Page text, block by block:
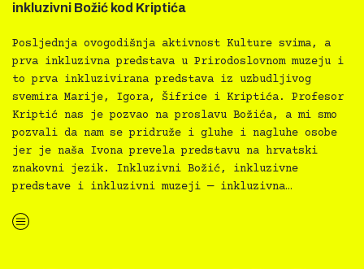
inkluzivni Božić kod Kriptića
Posljednja ovogodišnja aktivnost Kulture svima, a
prva inkluzivna predstava u Prirodoslovnom muzeju i
to prva inkluzivirana predstava iz uzbudljivog
svemira Marije, Igora, Šifrice i Kriptića. Profesor
Kriptić nas je pozvao na proslavu Božića, a mi smo
pozvali da nam se pridruže i gluhe i nagluhe osobe
jer je naša Ivona prevela predstavu na hrvatski
znakovni jezik. Inkluzivni Božić, inkluzivne
predstave i inkluzivni muzeji — inkluzivna…
“Kazalište svima u Prirodoslovnom muzeju uz inkluzivni Božić kod Kriptića”